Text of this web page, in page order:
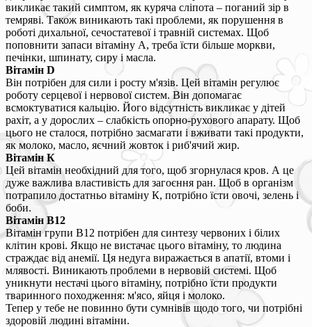
викликає такий симптом, як куряча сліпота – поганий зір в
темряві. Також виникають такі проблеми, як порушення в
роботі дихальної, сечостатевої і травній системах. Щоб
поповнити запаси вітаміну А, треба їсти більше моркви,
печінки, шпинату, сиру і масла.
Вітамін D
Він потрібен для сили і росту м'язів. Цей вітамін регулює
роботу серцевої і нервової систем. Він допомагає
всмоктуватися кальцію. Його відсутність викликає у дітей
рахіт, а у дорослих – слабкість опорно-рухового апарату. Щоб
цього не сталося, потрібно засмагати і вживати такі продукти,
як молоко, масло, яєчний жовток і риб'ячий жир.
Вітамін К
Цей вітамін необхідний для того, щоб згорнулася кров. А це
дуже важлива властивість для загоєння ран. Щоб в організм
потрапило достатньо вітаміну К, потрібно їсти овочі, зелень і
боби.
Вітамін В12
Вітамін групи В12 потрібен для синтезу червоних і білих
клітин крові. Якщо не вистачає цього вітаміну, то людина
страждає від анемії. Ця недуга виражається в апатії, втоми і
млявості. Виникають проблеми в нервовій системі. Щоб
уникнути нестачі цього вітаміну, потрібно їсти продукти
тваринного походження: м'ясо, яйця і молоко.
Тепер у тебе не повинно бути сумнівів щодо того, чи потрібні
здоровій людині вітаміни.